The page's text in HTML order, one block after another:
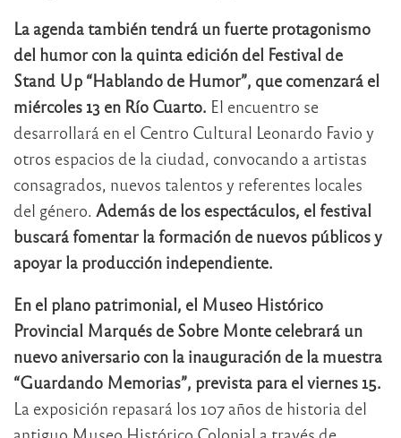
La agenda también tendrá un fuerte protagonismo
del humor con la quinta edición del Festival de
Stand Up “Hablando de Humor”, que comenzará el
miércoles 13 en Río Cuarto. El encuentro se
desarrollará en el Centro Cultural Leonardo Favio y
otros espacios de la ciudad, convocando a artistas
consagrados, nuevos talentos y referentes locales
del género. Además de los espectáculos, el festival
buscará fomentar la formación de nuevos públicos y
apoyar la producción independiente.
En el plano patrimonial, el Museo Histórico
Provincial Marqués de Sobre Monte celebrará un
nuevo aniversario con la inauguración de la muestra
“Guardando Memorias”, prevista para el viernes 15.
La exposición repasará los 107 años de historia del
antiguo Museo Histórico Colonial a través de